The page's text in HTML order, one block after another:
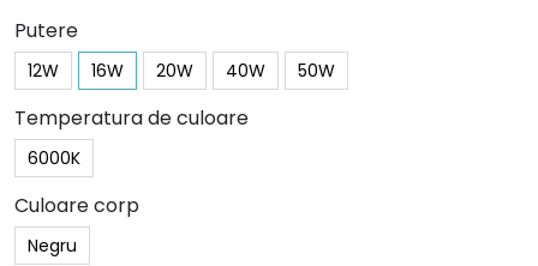
Putere
12W 16W 20W 40W 50W
Temperatura de culoare
6000K
Culoare corp
Negru